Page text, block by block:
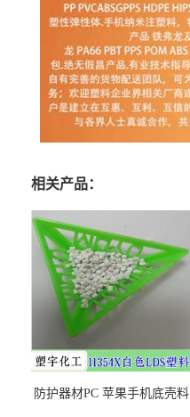
相关产品：
防护器材PC 苹果手机底壳料